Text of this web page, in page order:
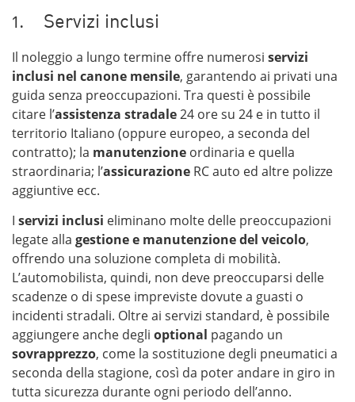
1. Servizi inclusi
Il noleggio a lungo termine offre numerosi servizi
inclusi nel canone mensile, garantendo ai privati una
guida senza preoccupazioni. Tra questi è possibile
citare l’assistenza stradale24 ore su 24 e in tutto il
territorio Italiano (oppure europeo, a seconda del
contratto); la manutenzione ordinaria e quella
straordinaria; l’assicurazione RC auto ed altre polizze
aggiuntive ecc.
I servizi inclusi eliminano molte delle preoccupazioni
legate alla gestione e manutenzione del veicolo,
offrendo una soluzione completa di mobilità.
L’automobilista, quindi, non deve preoccuparsi delle
scadenze o di spese impreviste dovute a guasti o
incidenti stradali. Oltre ai servizi standard, è possibile
aggiungere anche degli optional pagando un
sovrapprezzo, come la sostituzione degli pneumatici a
seconda della stagione, così da poter andare in giro in
tutta sicurezza durante ogni periodo dell’anno.